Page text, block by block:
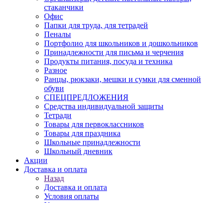
стаканчики
Офис
Папки для труда, для тетрадей
Пеналы
Портфолио для школьников и дошкольников
Принадлежности для письма и черчения
Продукты питания, посуда и техника
Разное
Ранцы, рюкзаки, мешки и сумки для сменной
обуви
СПЕЦПРЕДЛОЖЕНИЯ
Средства индивидуальной защиты
Тетради
Товары для первоклассников
Товары для праздника
Школьные принадлежности
Школьный дневник
Акции
Доставка и оплата
Назад
Доставка и оплата
Условия оплаты